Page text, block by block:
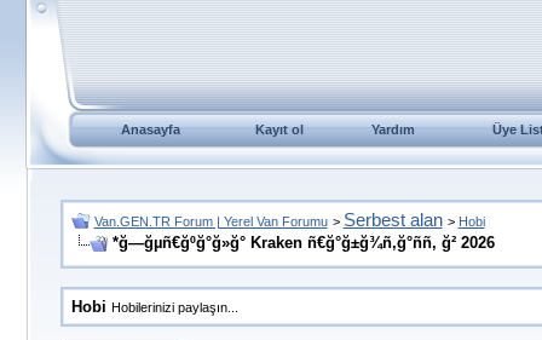
Anasayfa Kayıt ol Yardım Üye
Van.GEN.TR Forum | Yerel Van Forumu > Serbest alan > Hobi
*ğ—ğµñ€ğºğ°ğ»ğ° Kraken ñ€ğ°ğ±ğ¾ñ‚ğ°ññ‚ ğ² 2026
Hobi Hobilerinizi paylaşın...